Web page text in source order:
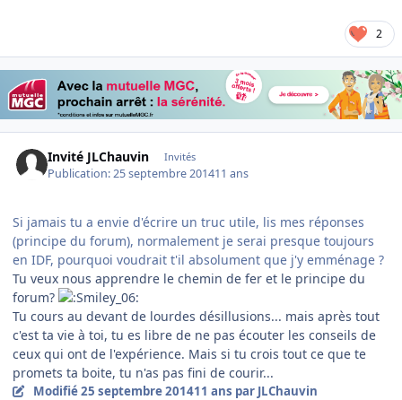
2
Invité JLChauvin Invités
Publication:25 septembre 201411 ans
Si jamais tu a envie d'écrire un truc utile, lis mes réponses
(principe du forum), normalement je serai presque toujours
en IDF, pourquoi voudrait t'il absolument que j'y emménage ?
Tu veux nous apprendre le chemin de fer et le principe du
forum?
Tu cours au devant de lourdes désillusions... mais après tout
c'est ta vie à toi, tu es libre de ne pas écouter les conseils de
ceux qui ont de l'expérience. Mais si tu crois tout ce que te
promets ta boite, tu n'as pas fini de courir...
Modifié25 septembre 201411 ans par JLChauvin